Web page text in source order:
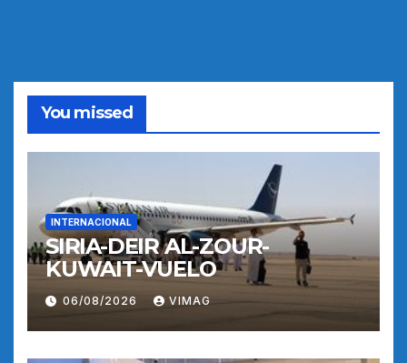
You missed
INTERNACIONAL
SIRIA-DEIR AL-ZOUR-
KUWAIT-VUELO
06/08/2026 VIMAG